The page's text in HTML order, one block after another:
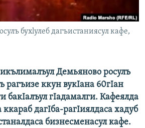
бухlулеб дагъистаниясул кафе,
Демьяново росулъ
рагъизе ккун вукIана 60гIан
бакIалъул гIадамалги. Кафеялда
ккараб дагIба-рагIиялдаса хадуб
бизнесменасул кафе.